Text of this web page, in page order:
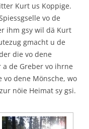
Kurt us Koppige.
vo de
ihm gsy wil dä Kurt
gmacht u de
die vo dene
a de Greber vo ihrne
dene Mönsche, wo
nöie Heimat sy gsi.